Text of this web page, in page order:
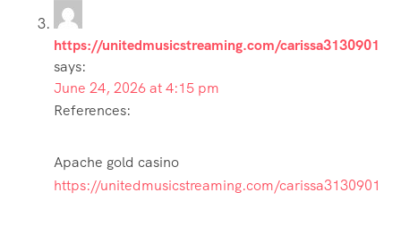
https://unitedmusicstreaming.com/carissa3130901
says:
June 24, 2026 at 4:15 pm
References:
Apache gold casino
https://unitedmusicstreaming.com/carissa3130901